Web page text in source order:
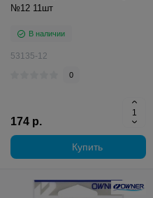
№12 11шт
В наличии
53135-12
0
174 р.
Купить